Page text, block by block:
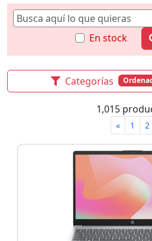
En stock
Categorías
1,015
« 1 2